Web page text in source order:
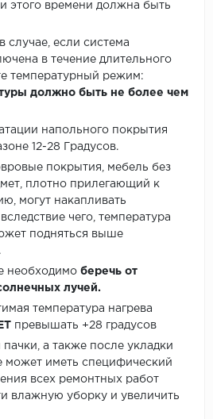
этого времени должна быть
случае, если система
в течение длительного
температурный режим:
должно быть не более чем
напольного покрытия
12-28 Градусов.
покрытия, мебель без
плотно прилегающий к
могут накапливать
чего, температура
подняться выше
необходимо беречь от
лучей.
температура нагрева
превышать +28 градусов
а также после укладки
может иметь специфический
всех ремонтных работ
влажную уборку и увеличить